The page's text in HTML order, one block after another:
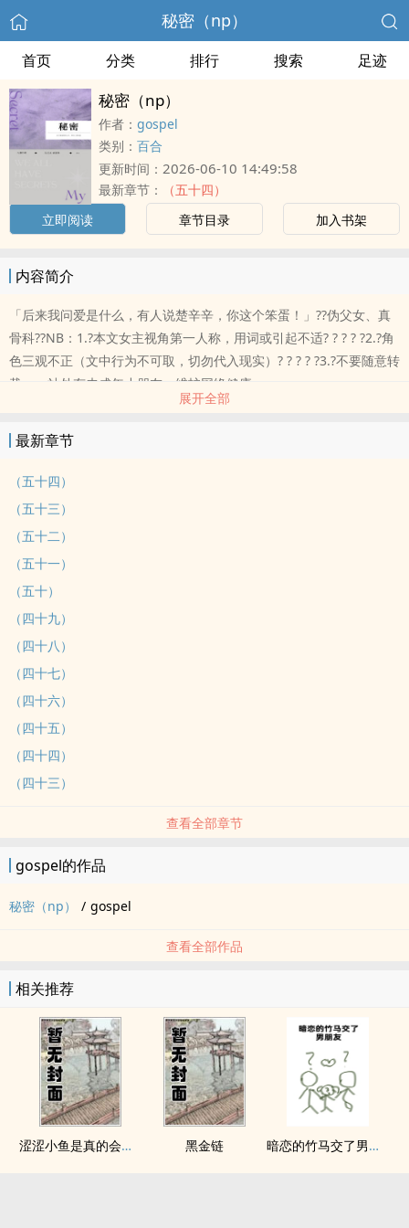
秘密（np）
首页 分类 排行 搜索 足迹
秘密（np）
作者： gospel
类别： 百合
更新时间： 2026-06-10 14:49:58
最新章节：
（五十四）
立即阅读
章节目录 加入书架
内容简介
「后来我问爱是什么，有人说楚辛辛，你这个笨蛋！」??伪父女、真
骨科??NB：1.?本文女主视角第一人称，用词或引起不适? ? ? ? ?2.?角
色三观不正（文中行为不可取，切勿代入现实）? ? ? ? ?3.?不要随意转
载——站外有未成年小朋友，维护网络健康
展开全部
最新章节
（五十四）
（五十三）
（五十二）
（五十一）
（五十）
（四十九）
（四十八）
（四十七）
（四十六）
（四十五）
（四十四）
（四十三）
查看全部章节
gospel的作品
秘密（np） / gospel
查看全部作品
相关推荐
涩涩小鱼是真的会被干透 黑金链 暗恋的竹马交了男朋友（bg，弯掰直，1v2）